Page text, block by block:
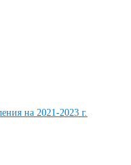
на 2021-2023 г.